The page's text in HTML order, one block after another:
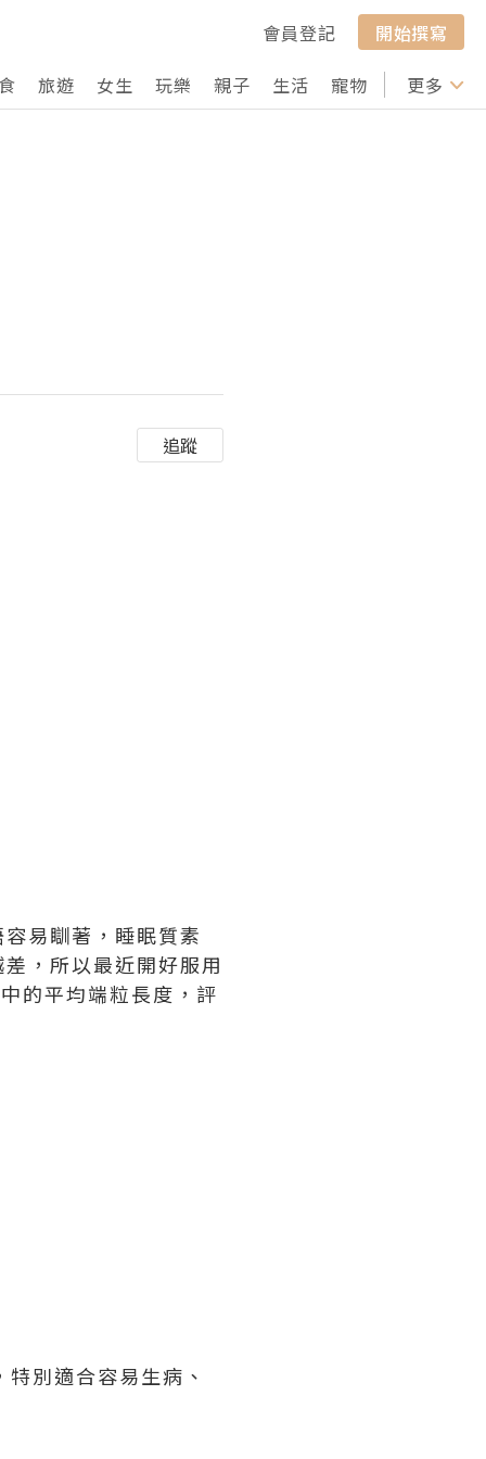
會員登記
開始撰寫
旅遊 女生 玩樂 親子 生活 寵物 行山 打卡
更多
追蹤
易瞓著，睡眠質素
，所以最近開好服用
的平均端粒長度，評
別適合容易生病、